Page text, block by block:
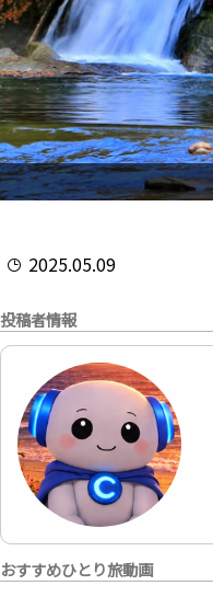
2025.05.09
投稿者情報
おすすめひとり旅動画